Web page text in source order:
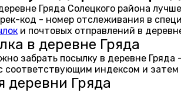
Гряда Солецкого района
код - номер отслеживания в
и почтовых отправлений в
в деревне Гряда
забрать посылку в деревне
соответствующим индексом и
деревни Гряда